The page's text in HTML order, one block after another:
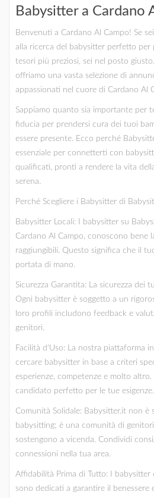
Babysitter a Cardano
Benvenuti a Cardano Al Campo! Se
alla ricerca del babysitter perfetto per
tesori più preziosi, sei nel posto
offriamo una vasta selezione di
appassionati nel cuore di Cardano Al
Sappiamo quanto sia importante per
fiducia per prendersi cura dei tuoi
essere presente. Ecco perché
essenziale per connetterti con
qualificati, pronti a rendere la vita
serena.
Perché Scegliere i Babysitter di
Babysitter Locali: I babysitter su
Cardano Al Campo, conoscono bene
raggiungibili. Questo significa che il
portata di mano.
Sicurezza Garantita: La sicurezza dei
Ogni babysitter è soggetto a un
loro profili includono feedback e
genitori.
Facilità d'Uso: La nostra piattaforma
cercare babysitter in base a criteri
esperienze, competenze e molto altro.
candidato perfetto per le tue esigenze.
Comunità Solidale: Babysitter.it non è
babysitting; è una comunità di
sostengono a vicenda. Condividi
connessioni nella tua area.
Affidabilità Prima di Tutto: I
sono dedicati a garantire il benessere